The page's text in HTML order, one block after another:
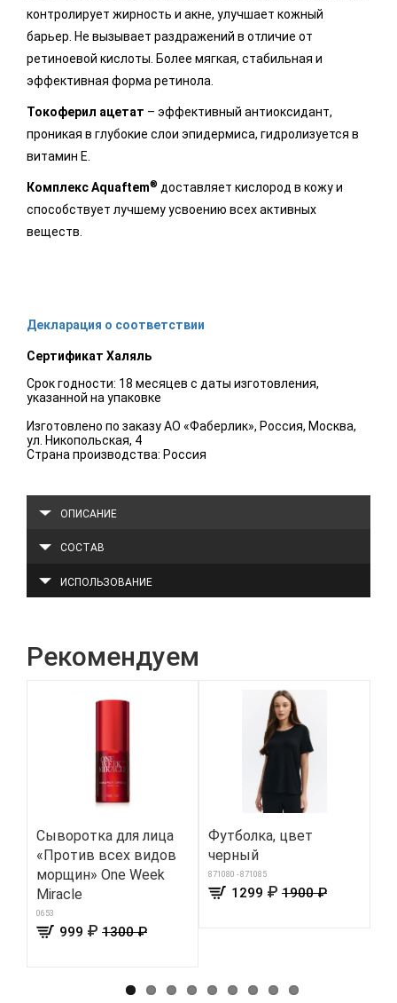
контролирует жирность и акне, улучшает кожный
барьер. Не вызывает раздражений в отличие от
ретиноевой кислоты. Более мягкая, стабильная и
эффективная форма ретинола.
Токоферил ацетат – эффективный антиоксидант,
проникая в глубокие слои эпидермиса, гидролизуется в
витамин Е.
Комплекс Aquaftem® доставляет кислород в кожу и
способствует лучшему усвоению всех активных
веществ.
Декларация о соответствии
Сертификат Халяль
Срок годности: 18 месяцев с даты изготовления,
указанной на упаковке
Изготовлено по заказу АО «Фаберлик», Россия, Москва,
ул. Никопольская, 4
Страна производства: Россия
ОПИСАНИЕ
СОСТАВ
ИСПОЛЬЗОВАНИЕ
Рекомендуем
Сыворотка для лица
«Против всех видов
морщин» One Week
Miracle
0653
999 ₽ 1300 ₽
Футболка, цвет
черный
871080 - 871085
1299 ₽ 1900 ₽